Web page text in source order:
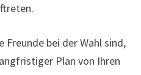
Freunde bei der Wahl sind,
Plan von Ihren